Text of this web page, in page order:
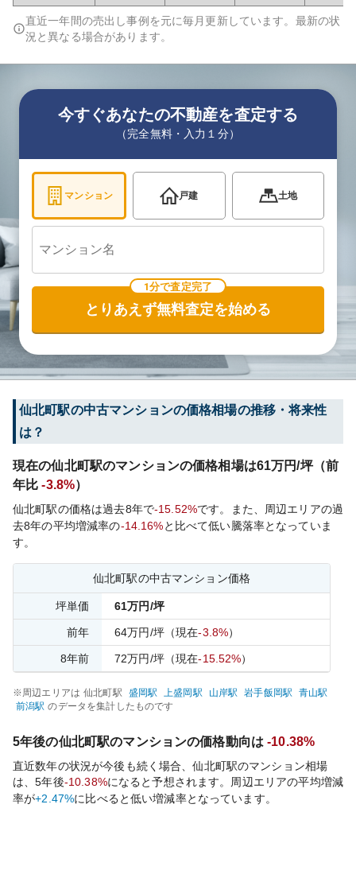
直近一年間の売出し事例を元に毎月更新しています。最新の状
況と異なる場合があります。
今すぐあなたの不動産を査定する
（完全無料・入力１分）
マンション 戸建 土地
1分で査定完了
とりあえず無料査定を始める
仙北町駅の中古マンションの価格相場の推移・将来性
は？
現在の仙北町駅のマンションの価格相場は61万円/坪（前
年比 -3.8%）
仙北町駅の価格は過去8年で-15.52%です。
また、周辺エリアの過
去8年の平均増減率の-14.16%と比べて低い騰落率となっていま
す。
仙北町駅の中古マンション価格
坪単価 61万円/坪
前年 64万円/坪（現在-3.8%）
8年前 72万円/坪（現在-15.52%）
※周辺エリアは 仙北町駅 盛岡駅 上盛岡駅 山岸駅 岩手飯岡駅 青山駅
前潟駅 のデータを集計したものです
5年後の仙北町駅のマンションの価格動向は -10.38%
直近数年の状況が今後も続く場合、仙北町駅のマンション相場
は、5年後-10.38%になると予想されます。周辺エリアの平均増減
率が+2.47%に比べると低い増減率となっています。